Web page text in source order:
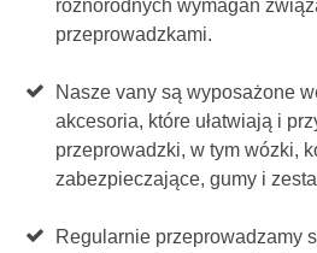
różnorodnych wymagań
przeprowadzkami.
Nasze vany są wyposażone
akcesoria, które ułatwiają i
przeprowadzki, w tym wózki,
zabezpieczające, gumy i
Regularnie przeprowadzamy